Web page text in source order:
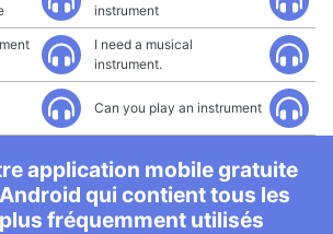
instrument
I need a musical
instrument.
Can you play an instrument
application mobile gratuite
qui contient tous les
fréquemment utilisés